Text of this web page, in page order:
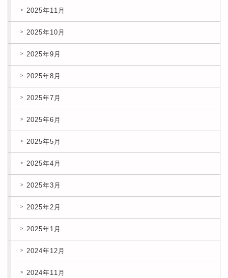
2025年11月
2025年10月
2025年9月
2025年8月
2025年7月
2025年6月
2025年5月
2025年4月
2025年3月
2025年2月
2025年1月
2024年12月
2024年11月